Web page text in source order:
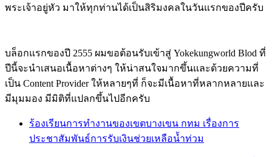
พระเจ้าอยู่หัว มาให้ทุกท่านได้เป็นสิริมงคลในวันแรกของปีครับ
บล็อกแรกของปี 2555 ผมขอต้อนรับเข้าสู่ Yokekungworld Blod ที่
ปีนี้จะนำเสนอเนื้อหาต่างๆ ให้น่าสนใจมากขึ้นและด้วยความที่
เป็น Content Provider ให้หลายๆที่ ก็จะมีเนื้อหาที่หลากหลายและ
มีมุมมอง มีมิติที่แปลกขึ้นไปอีกครับ
ร้องเรียนการทำงานของเขตบางเขน กทม เรื่องการ
ประชาสัมพันธ์การรับเงินช่วยเหลือน้ำท่วม